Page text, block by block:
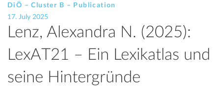
DiÖ – Cluster B – Publication
17. July 2025
Lenz, Alexandra N. (2025):
LexAT21 – Ein Lexikatlas und
seine Hintergründe